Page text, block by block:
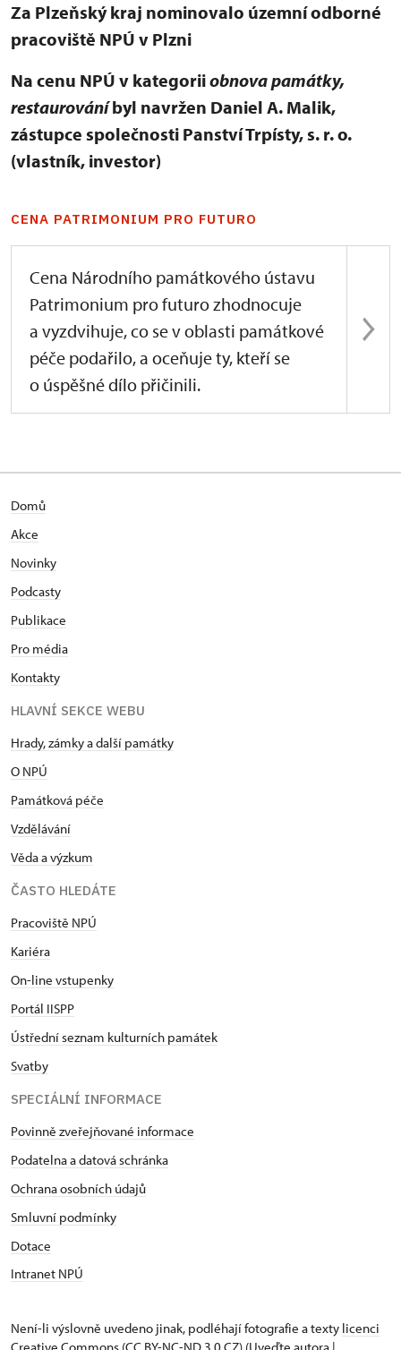
Za Plzeňský kraj nominovalo územní odborné
pracoviště NPÚ v Plzni
Na cenu NPÚ v kategoriiobnova památky,
restaurováníbyl navržen Daniel A. Malik,
zástupce společnosti Panství Trpísty, s. r. o.
(vlastník, investor)
CENA PATRIMONIUM PRO FUTURO
Cena Národního památkového ústavu
Patrimonium pro futuro zhodnocuje
a vyzdvihuje, co se v oblasti památkové
péče podařilo, a oceňuje ty, kteří se
o úspěšné dílo přičinili.
Domů
Akce
Novinky
Podcasty
Publikace
Pro média
Kontakty
HLAVNÍ SEKCE WEBU
Hrady, zámky a další památky
O NPÚ
Památková péče
Vzdělávání
Věda a výzkum
ČASTO HLEDÁTE
Pracoviště NPÚ
Kariéra
On-line vstupenky
Portál IISPP
Ústřední seznam kulturních památek
Svatby
SPECIÁLNÍ INFORMACE
Povinně zveřejňované informace
Podatelna a datová schránka
Ochrana osobních údajů
Smluvní podmínky
Dotace
Intranet NPÚ
Není-li výslovně uvedeno jinak, podléhají fotografie a texty licenci